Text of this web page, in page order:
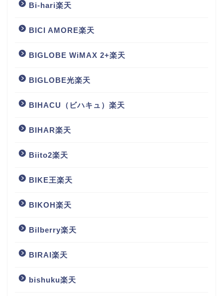
Bi-hari楽天
BICI AMORE楽天
BIGLOBE WiMAX 2+楽天
BIGLOBE光楽天
BIHACU（ビハキュ）楽天
BIHAR楽天
Biito2楽天
BIKE王楽天
BIKOH楽天
Bilberry楽天
BIRAI楽天
bishuku楽天